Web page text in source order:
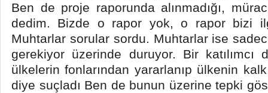
Ben de proje raporunda alınmadığı,
dedim. Bizde o rapor yok, o rapor bizi
Muhtarlar sorular sordu. Muhtarlar ise
gerekiyor üzerinde duruyor. Bir katılımcı
ülkelerin fonlarından yararlanıp ülkenin
diye suçladı Ben de bunun üzerine tepki